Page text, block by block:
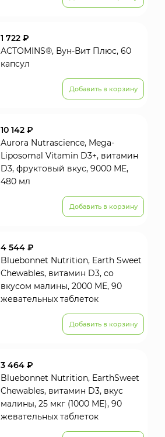
1 722 ₽
ACTOMINS®, Вун-Вит Плюс, 60
капсул
Добавить в корзину
10 142 ₽
Aurora Nutrascience, Mega-
Liposomal Vitamin D3+, витамин
D3, фруктовый вкус, 9000 МЕ,
480 мл
Добавить в корзину
4 544 ₽
Bluebonnet Nutrition, Earth Sweet
Chewables, витамин D3, со
вкусом малины, 2000 МЕ, 90
жевательных таблеток
Добавить в корзину
3 464 ₽
Bluebonnet Nutrition, EarthSweet
Chewables, витамин D3, вкус
малины, 25 мкг (1000 МЕ), 90
жевательных таблеток